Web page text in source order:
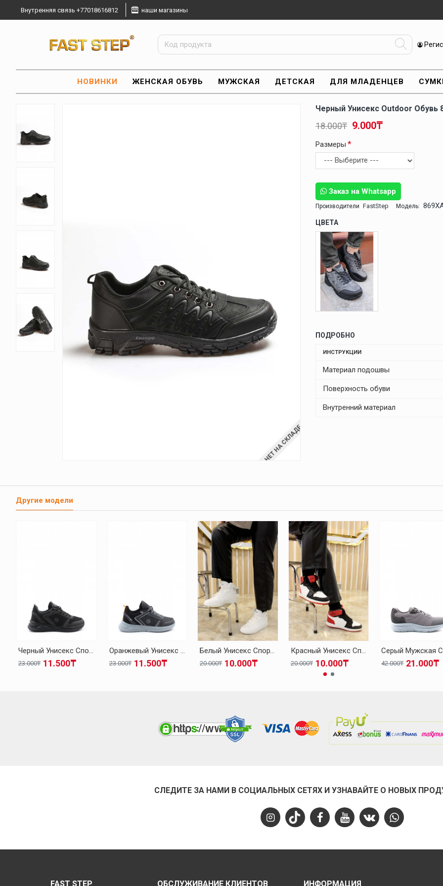
Внутренняя связь +77018616812 наши магазины
НОВИНКИ ЖЕНСКАЯ ОБУВЬ МУЖСКАЯ ДЕТСКАЯ ДЛЯ МЛАДЕНЦЕВ
НЕТ НА СКЛАДЕ
Черный Унисекс Outdoor Обувь
Заказ на Whatsapp
Производители FastStep Модель:
9.000₸
18.000₸
Размеры
ЦВЕТА
ПОДРОБНО
ИНСТРУКЦИИ
Материал подошвы
Поверхность обуви
Внутренний материал
Другие модели
Черный Унисекс Спортивная Обувь 140XA5310
11.500₸
23.000₸
Оранжевый Унисекс Спортивная Обувь 140XA5310
11.500₸
23.000₸
Белый Унисекс Спортивная Обувь 500XA8070
10.000₸
20.000₸
Красный Унисекс Спортивная Обувь 500XA8070
10.000₸
20.000₸ 21.000₸
42.000₸
СЛЕДИТЕ ЗА НАМИ В СОЦИАЛЬНЫХ СЕТЯХ И УЗНАВАЙТЕ О НОВЫХ
FAST STEP ОБСЛУЖИВАНИЕ КЛИЕНТОВ ИНФОРМАЦИЯ